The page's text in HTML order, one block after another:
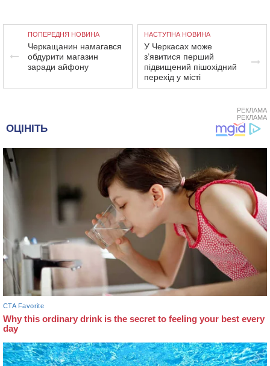
ПОПЕРЕДНЯ НОВИНА
Черкащанин намагався
обдурити магазин
заради айфону
НАСТУПНА НОВИНА
У Черкасах може
з’явитися перший
підвищений пішохідний
перехід у місті
РЕКЛАМА
РЕКЛАМА